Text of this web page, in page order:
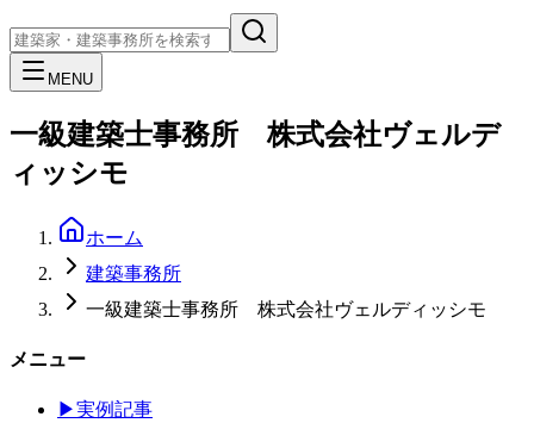
MENU
一級建築士事務所 株式会社ヴェルデ
ィッシモ
ホーム
建築事務所
一級建築士事務所 株式会社ヴェルディッシモ
メニュー
▶実例記事